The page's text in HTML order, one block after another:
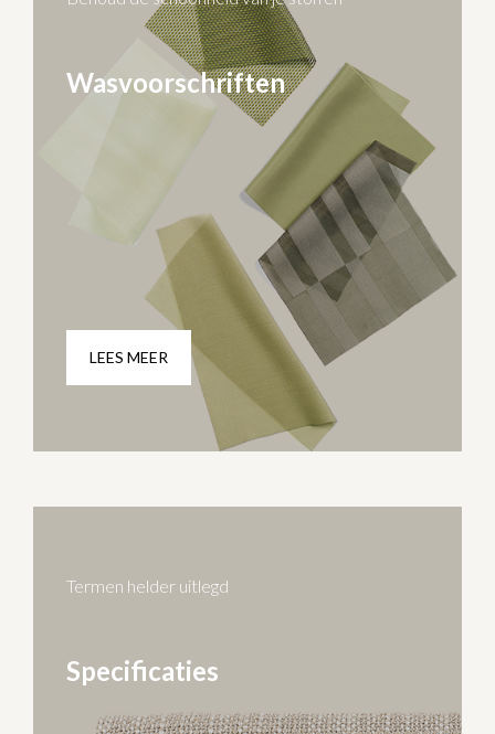
Wasvoorschriften
LEES MEER
Termen helder uitlegd
Specificaties